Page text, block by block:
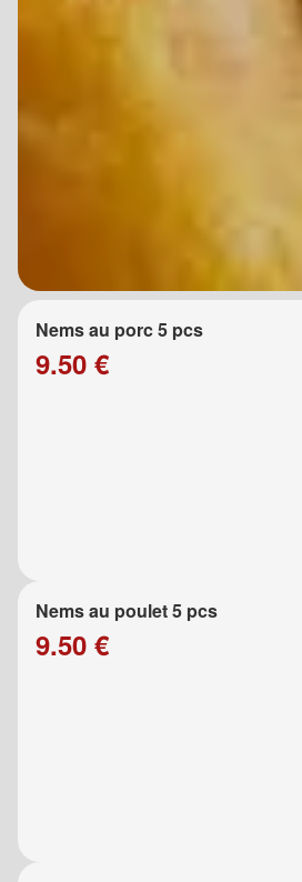
Nems au porc 5 pcs
9.50 €
Nems au poulet 5 pcs
9.50 €